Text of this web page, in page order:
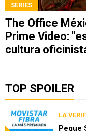
SERIES
The Office
Prime Video:
cultura
TOP SPOILER
LA
Peque